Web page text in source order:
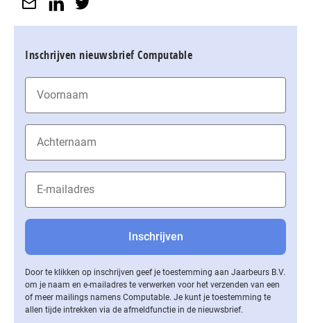
Inschrijven nieuwsbrief Computable
Door te klikken op inschrijven geef je toestemming aan Jaarbeurs B.V.
om je naam en e-mailadres te verwerken voor het verzenden van een
of meer mailings namens Computable. Je kunt je toestemming te
allen tijde intrekken via de af­meld­func­tie in de nieuwsbrief.